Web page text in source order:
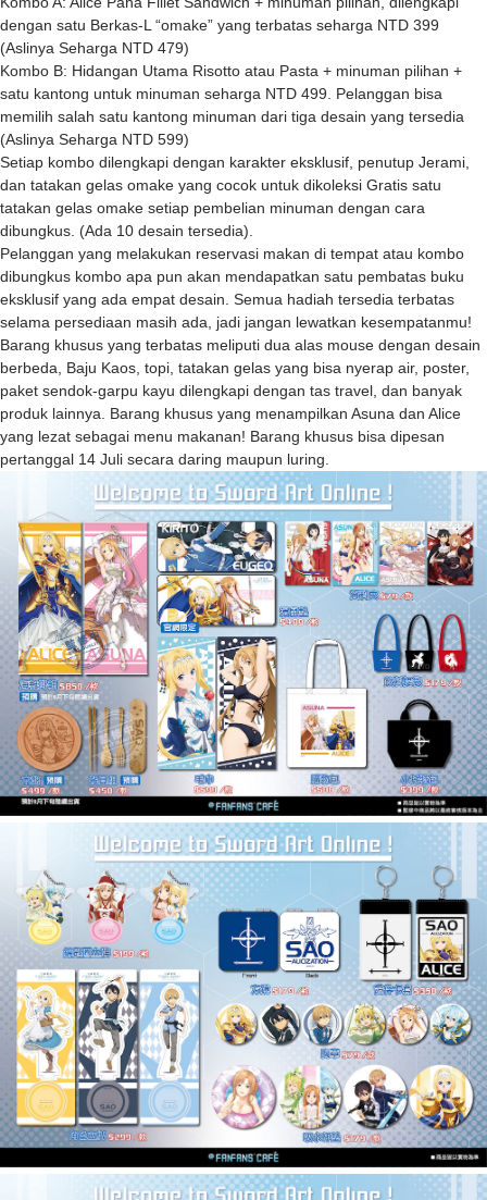
dengan satu Berkas-L “omake” yang terbatas seharga NTD 399
(Aslinya Seharga NTD 479)
Kombo B: Hidangan Utama Risotto atau Pasta + minuman pilihan +
satu kantong untuk minuman seharga NTD 499. Pelanggan bisa
memilih salah satu kantong minuman dari tiga desain yang tersedia
(Aslinya Seharga NTD 599)
Setiap kombo dilengkapi dengan karakter eksklusif, penutup Jerami,
dan tatakan gelas omake yang cocok untuk dikoleksi Gratis satu
tatakan gelas omake setiap pembelian minuman dengan cara
dibungkus. (Ada 10 desain tersedia).
Pelanggan yang melakukan reservasi makan di tempat atau kombo
dibungkus kombo apa pun akan mendapatkan satu pembatas buku
eksklusif yang ada empat desain. Semua hadiah tersedia terbatas
selama persediaan masih ada, jadi jangan lewatkan kesempatanmu!
Barang khusus yang terbatas meliputi dua alas mouse dengan desain
berbeda, Baju Kaos, topi, tatakan gelas yang bisa nyerap air, poster,
paket sendok-garpu kayu dilengkapi dengan tas travel, dan banyak
produk lainnya. Barang khusus yang menampilkan Asuna dan Alice
yang lezat sebagai menu makanan! Barang khusus bisa dipesan
pertanggal 14 Juli secara daring maupun luring.